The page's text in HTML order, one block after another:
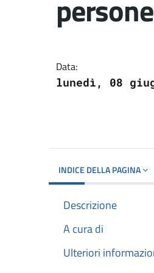
Data:
lunedì, 08
INDICE DELLA PAGINA
Descrizione
A cura di
Ulteriori